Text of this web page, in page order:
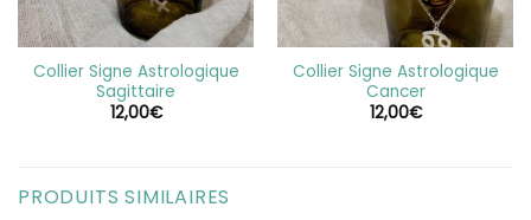
Collier Signe Astrologique
Sagittaire
12,00€
Collier Signe Astrologique
Cancer
12,00€
PRODUITS SIMILAIRES